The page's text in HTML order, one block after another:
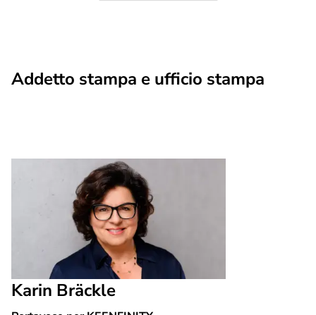
Addetto stampa e ufficio stampa
Karin Bräckle